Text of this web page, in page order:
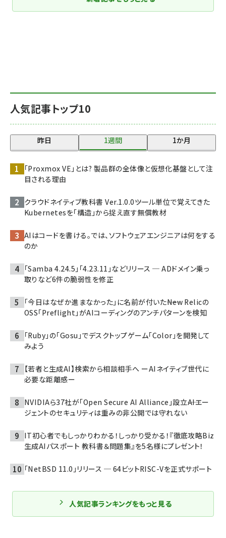
人気記事トップ10
昨日 1週間 1か月
「Proxmox VE」とは? 製品群の全体像と仮想化基盤として注
目される理由
クラウドネイティブ教科書 Ver.1.0.0――ツール単位で覚えてきた
Kubernetesを「構造」から捉え直す無償教材
AIはコードを書ける。では、ソフトウェアエンジニアは何をする
のか
「Samba 4.24.5」「4.23.11」などリリース ─ ADドメイン乗っ
取りなど6件の脆弱性を修正
「今日はなぜか進まなかった」に名前が付いた――New Relicの
OSS「Preflight」がAIコーディングのアンチパターンを検知
「Ruby」の「Gosu」でデスクトップゲーム「Color」を開発して
みよう
【若者と生成AI】検索から相談相手へ ーAIネイティブ世代に
必要な距離感ー
NVIDIAら37社が「Open Secure AI Alliance」設立――AIエー
ジェントのセキュリティは重みの非公開では守れない
IT初心者でもしっかりわかる！しっかり受かる！『徹底攻略Biz
生成AIパスポート 教科書＆問題集』を5名様にプレゼント！
「NetBSD 11.0」リリース ─ 64ビットRISC-Vを正式サポート
人気記事ランキングをもっと見る